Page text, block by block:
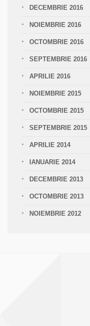
DECEMBRIE 2016
NOIEMBRIE 2016
OCTOMBRIE 2016
SEPTEMBRIE 2016
APRILIE 2016
NOIEMBRIE 2015
OCTOMBRIE 2015
SEPTEMBRIE 2015
APRILIE 2014
IANUARIE 2014
DECEMBRIE 2013
OCTOMBRIE 2013
NOIEMBRIE 2012